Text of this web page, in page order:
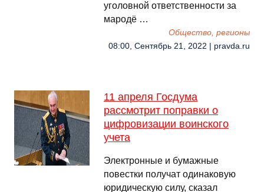
уголовной ответственности за
мародё …
Общество, регионы
08:00, Сентябрь 21, 2022 | pravda.ru
11 апреля Госдума
рассмотрит поправки о
цифровизации воинского
учета
Электронные и бумажные
повестки получат одинаковую
юридическую силу, сказал